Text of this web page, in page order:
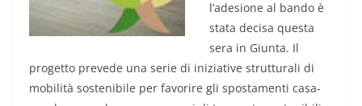
l’adesione al bando è
stata decisa questa
sera in Giunta. Il
progetto prevede una serie di iniziative strutturali di
mobilità sostenibile per favorire gli spostamenti casa-